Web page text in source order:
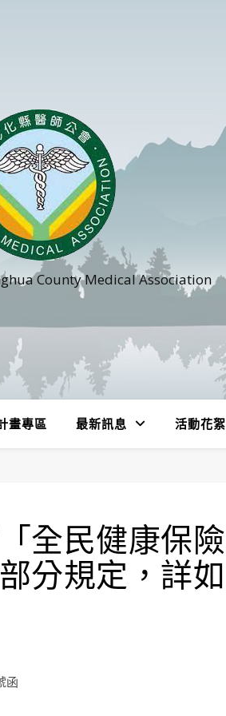
County Medical Association
畫專區 最新訊息 活動花絮
全民健康保險
分規定，詳如
函